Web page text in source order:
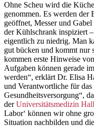
Ohne Scheu wird die
genommen. Es werden der
geöffnet, Messer und
der Kühlschrank inspiziert
eigentlich zu niedrig. Man
gut bücken und kommt nur
kommen erste Hinweise
Aufgaben können gerade
werden“, erklärt Dr. Elisa
und Verantwortliche für
Gesundheitsversorgung“,
derUniversitätsmedizin
Labor‘ können wir ohne
Situation nachbilden und